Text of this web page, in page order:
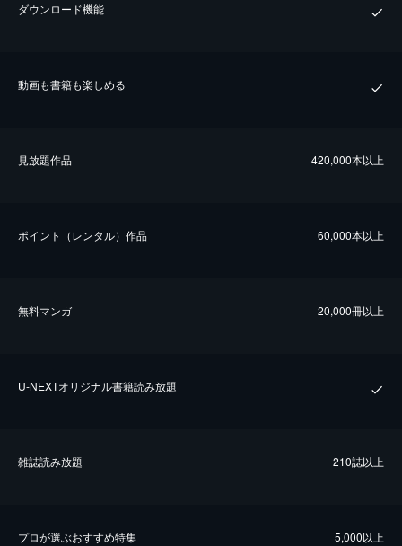
ダウンロード機能
動画も書籍も楽しめる
⾒放題作品 420,000本以上
ポイント（レンタル）作品 60,000本以上
無料マンガ 20,000冊以上
U-NEXTオリジナル書籍読み放題
雑誌読み放題 210誌以上
プロが選ぶおすすめ特集 5,000以上